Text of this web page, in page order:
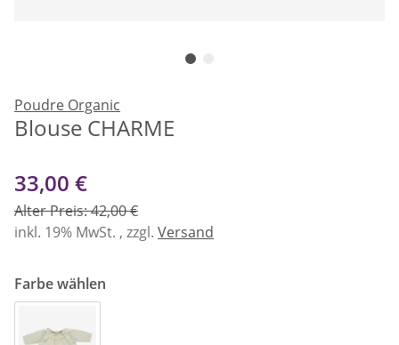
Poudre Organic
Blouse CHARME
33,00 €
Alter Preis: 42,00 €
inkl. 19% MwSt. , zzgl. Versand
Farbe wählen